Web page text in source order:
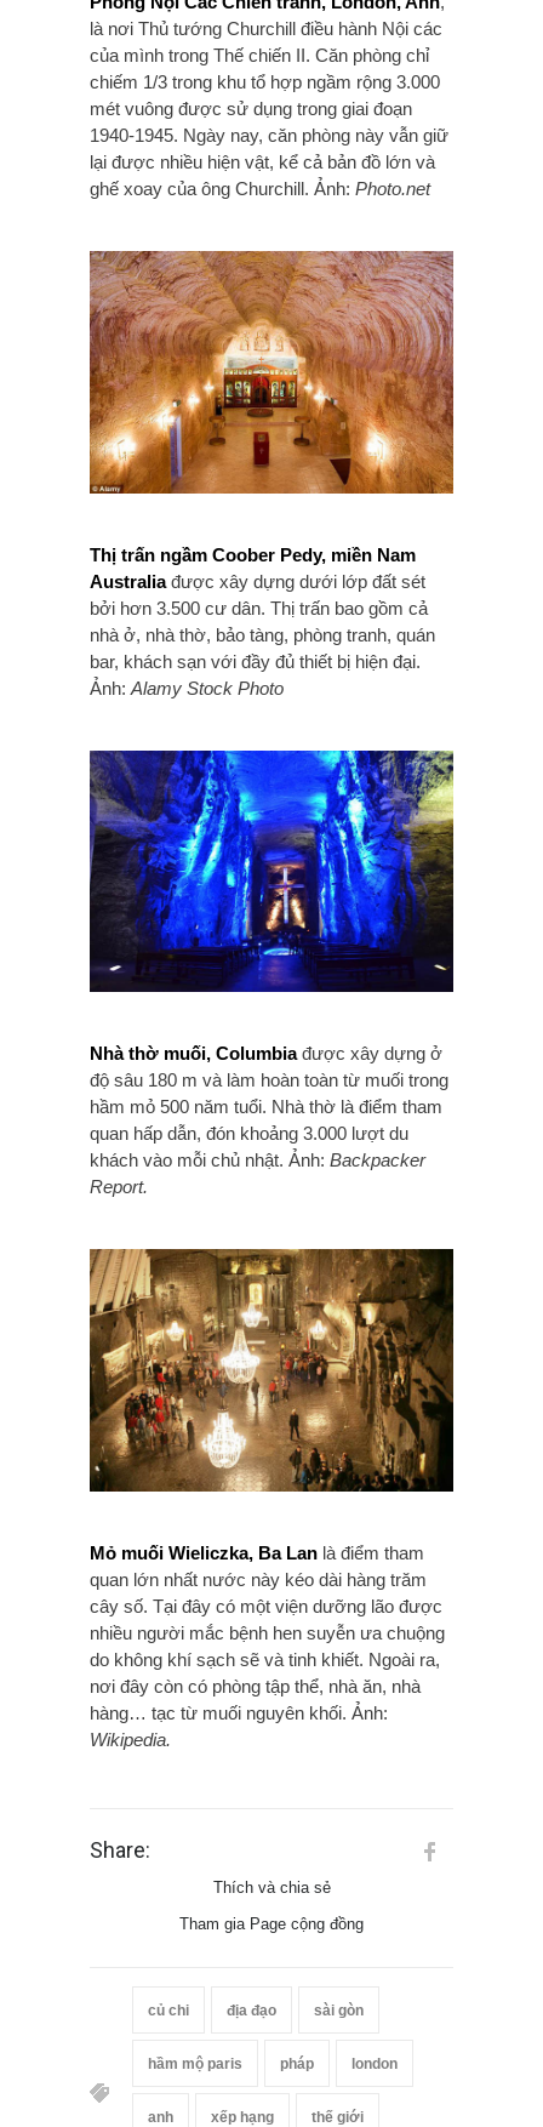
là nơi Thủ tướng Churchill điều hành Nội các
của mình trong Thế chiến II. Căn phòng chỉ
chiếm 1/3 trong khu tổ hợp ngầm rộng 3.000
mét vuông được sử dụng trong giai đoạn
1940-1945. Ngày nay, căn phòng này vẫn giữ
lại được nhiều hiện vật, kể cả bản đồ lớn và
ghế xoay của ông Churchill. Ảnh: Photo.net
Thị trấn ngầm Coober Pedy, miền Nam
Australiađược xây dựng dưới lớp đất sét
bởi hơn 3.500 cư dân. Thị trấn bao gồm cả
nhà ở, nhà thờ, bảo tàng, phòng tranh, quán
bar, khách sạn với đầy đủ thiết bị hiện đại.
Ảnh: Alamy Stock Photo
Nhà thờ muối, Columbiađược xây dựng ở
độ sâu 180 m và làm hoàn toàn từ muối trong
hầm mỏ 500 năm tuổi. Nhà thờ là điểm tham
quan hấp dẫn, đón khoảng 3.000 lượt du
khách vào mỗi chủ nhật. Ảnh: Backpacker
Report.
Mỏ muối Wieliczka, Ba Lan là điểm tham
quan lớn nhất nước này kéo dài hàng trăm
cây số. Tại đây có một viện dưỡng lão được
nhiều người mắc bệnh hen suyễn ưa chuộng
do không khí sạch sẽ và tinh khiết. Ngoài ra,
nơi đây còn có phòng tập thể, nhà ăn, nhà
hàng… tạc từ muối nguyên khối. Ảnh:
Wikipedia.
Share:
Thích và chia sẻ
Tham gia Page cộng đồng
củ chi địa đạo sài gòn
hầm mộ paris pháp london
anh xếp hạng thế giới